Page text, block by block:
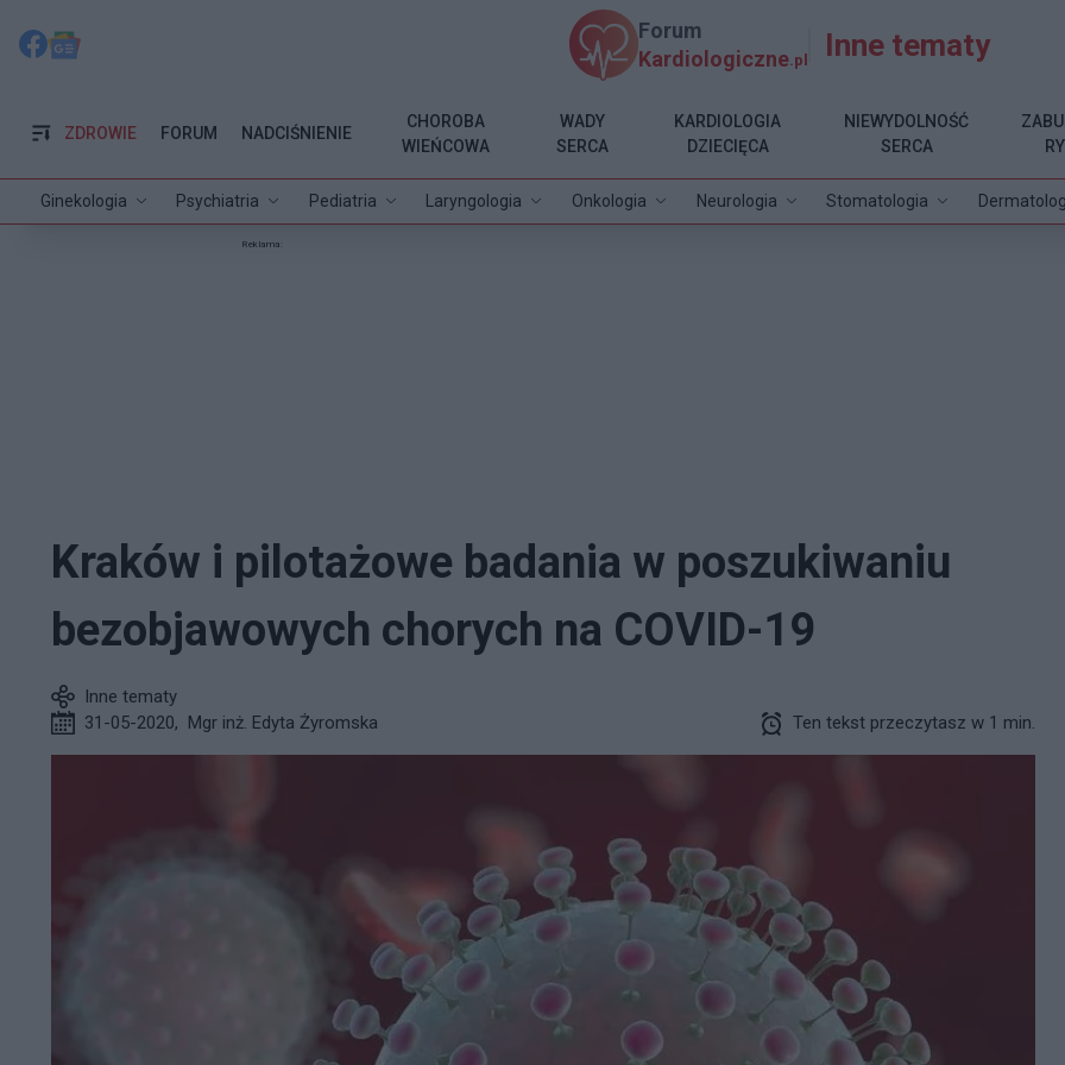
Forum
Kardiologiczne.pl Inne tematy
ZDROWIE
Ginekologia Psychiatria Pediatria Laryngologia Onkologia Neurologia Stomatologia
FORUM NADCIŚNIENIE
CHOROBA
WIEŃCOWA
WADY
SERCA
KARDIOLOGIA
DZIECIĘCA
NIEWYDOLNOŚĆ
SERCA
Reklama:
Kraków i pilotażowe badania w poszukiwaniu
bezobjawowych chorych na COVID-19
Inne tematy
31-05-2020, Mgr inż. Edyta Żyromska Ten tekst przeczytasz w 1 min.